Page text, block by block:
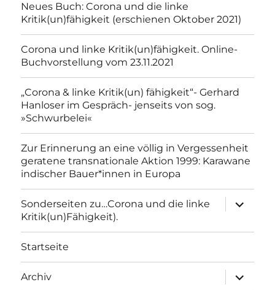
Neues Buch: Corona und die linke
Kritik(un)fähigkeit (erschienen Oktober 2021)
Corona und linke Kritik(un)fähigkeit. Online-
Buchvorstellung vom 23.11.2021
„Corona & linke Kritik(un) fähigkeit“- Gerhard
Hanloser im Gespräch- jenseits von sog.
»Schwurbelei«
Zur Erinnerung an eine völlig in Vergessenheit
geratene transnationale Aktion 1999: Karawane
indischer Bauer*innen in Europa
Sonderseiten zu…Corona und die linke
Kritik(un)Fähigkeit).
anzeigen
Startseite
Archiv
anzeigen